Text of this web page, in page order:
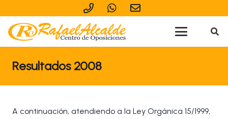
Resultados 2008
A continuación, atendiendo a la Ley Orgánica 15/1999,